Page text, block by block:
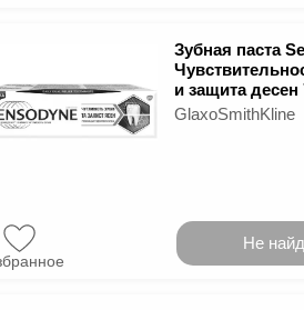
Зубная паста
и защита десен
GlaxoSmithKline
Не